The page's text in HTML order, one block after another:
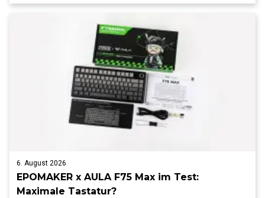
6. August 2026
EPOMAKER x AULA F75 Max im Test:
Maximale Tastatur?